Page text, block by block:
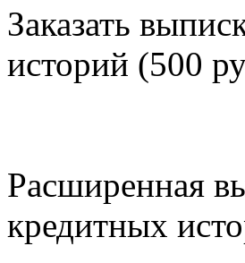
Заказать
историй (500
Расширенная
кредитных